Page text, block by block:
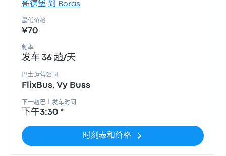
哥德堡 到 Boras
最低价格
¥70
频率
发车 36 趟/天
巴士运营公司
FlixBus, Vy Buss
下一趟巴士发车时间
下午3:30 *
时刻表和价格